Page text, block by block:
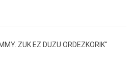
ZUK EZ DUZU ORDEZKORIK"